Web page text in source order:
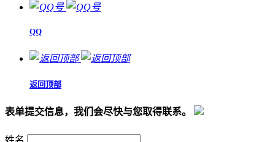
QQ
返回顶部
表单提交信息，我们会尽快与您取得联系。
姓名